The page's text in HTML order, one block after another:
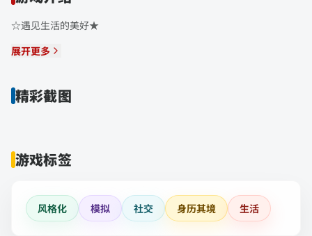
☆遇见生活的美好★
展开更多
精彩截图
游戏标签
风格化 模拟 社交 身历其境 生活